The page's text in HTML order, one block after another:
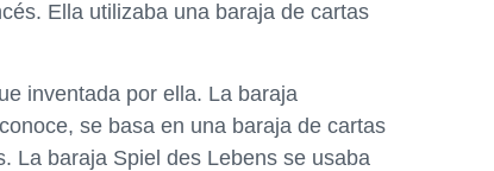
Ella utilizaba una baraja de cartas
inventada por ella. La baraja
se basa en una baraja de cartas
La baraja Spiel des Lebens se usaba